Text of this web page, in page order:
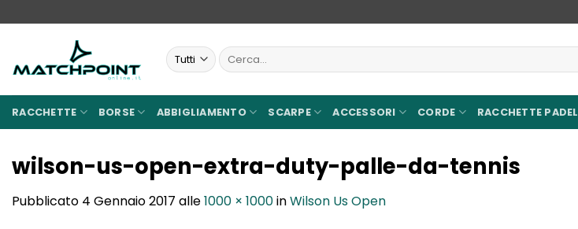
ai
Cerca:
RACCHETTE BORSE ABBIGLIAMENTO SCARPE ACCESSORI CORDE RACCHETTE PADEL
wilson-us-open-extra-duty-palle-da-tennis
Pubblicato 4 Gennaio 2017 alle1000 × 1000inWilson Us Open